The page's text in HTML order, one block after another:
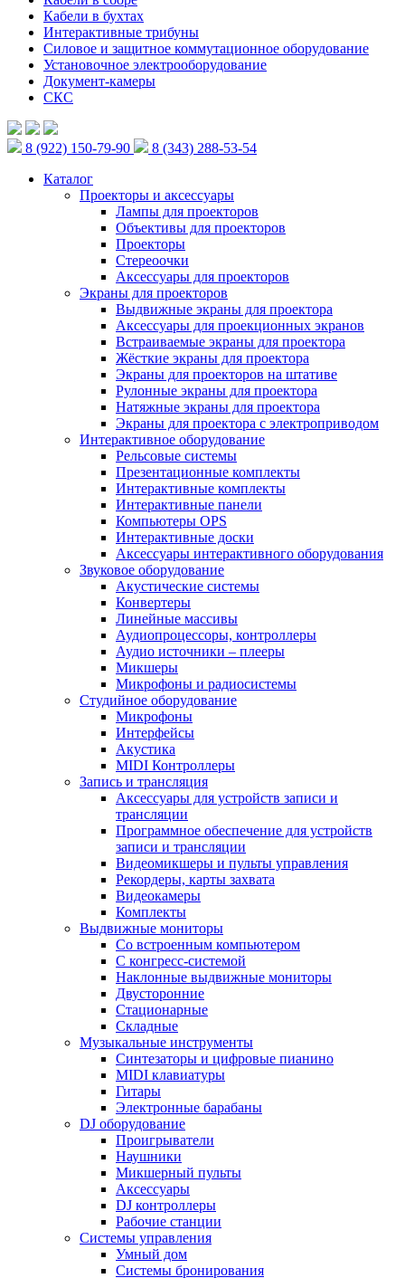
Кабели в бухтах
Интерактивные трибуны
Силовое и защитное коммутационное оборудование
Установочное электрооборудование
Документ-камеры
СКС
8 (922) 150-79-90
8 (343) 288-53-54
Каталог
Проекторы и аксессуары
Лампы для проекторов
Объективы для проекторов
Проекторы
Стереоочки
Аксессуары для проекторов
Экраны для проекторов
Выдвижные экраны для проектора
Аксессуары для проекционных экранов
Встраиваемые экраны для проектора
Жёсткие экраны для проектора
Экраны для проекторов на штативе
Рулонные экраны для проектора
Натяжные экраны для проектора
Экраны для проектора с электроприводом
Интерактивное оборудование
Рельсовые системы
Презентационные комплекты
Интерактивные комплекты
Интерактивные панели
Компьютеры OPS
Интерактивные доски
Аксессуары интерактивного оборудования
Звуковое оборудование
Акустические системы
Конвертеры
Линейные массивы
Аудиопроцессоры, контроллеры
Аудио источники – плееры
Микшеры
Микрофоны и радиосистемы
Студийное оборудование
Микрофоны
Интерфейсы
Акустика
MIDI Контроллеры
Запись и трансляция
Аксессуары для устройств записи и
трансляции
Программное обеспечение для устройств
записи и трансляции
Видеомикшеры и пульты управления
Рекордеры, карты захвата
Видеокамеры
Комплекты
Выдвижные мониторы
Со встроенным компьютером
С конгресс-системой
Наклонные выдвижные мониторы
Двусторонние
Стационарные
Складные
Музыкальные инструменты
Синтезаторы и цифровые пианино
MIDI клавиатуры
Гитары
Электронные барабаны
DJ оборудование
Проигрыватели
Наушники
Микшерный пульты
Аксессуары
DJ контроллеры
Рабочие станции
Системы управления
Умный дом
Системы бронирования